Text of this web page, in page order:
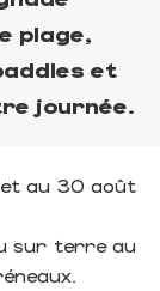
plage,
et
journée.
au 30 août
sur terre au